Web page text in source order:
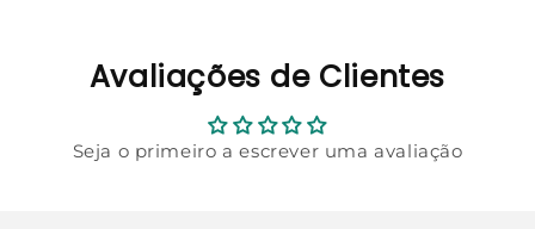
Avaliações de Clientes
Seja o primeiro a escrever uma avaliação